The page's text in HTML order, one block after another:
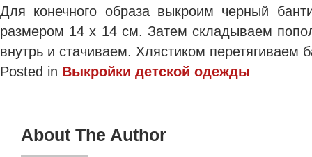
Для конечного образа выкроим черный
размером 14 х 14 см. Затем складываем
внутрь и стачиваем. Хлястиком перетягиваем
Posted in Выкройки детской одежды
About The Author